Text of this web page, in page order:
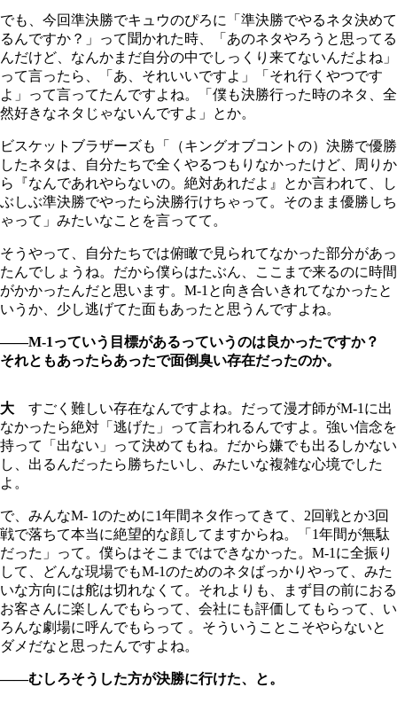
でも、今回準決勝でキュウのぴろに「準決勝でやるネタ決めて
るんですか？」って聞かれた時、「あのネタやろうと思ってる
んだけど、なんかまだ自分の中でしっくり来てないんだよね」
って言ったら、「あ、それいいですよ」「それ行くやつです
よ」って言ってたんですよね。「僕も決勝行った時のネタ、全
然好きなネタじゃないんですよ」とか。
ビスケットブラザーズも「（キングオブコントの）決勝で優勝
したネタは、自分たちで全くやるつもりなかったけど、周りか
ら『なんであれやらないの。絶対あれだよ』とか言われて、し
ぶしぶ準決勝でやったら決勝行けちゃって。そのまま優勝しち
ゃって」みたいなことを言ってて。
そうやって、自分たちでは俯瞰で見られてなかった部分があっ
たんでしょうね。だから僕らはたぶん、ここまで来るのに時間
がかかったんだと思います。M-1と向き合いきれてなかったと
いうか、少し逃げてた面もあったと思うんですよね。
――M-1っていう目標があるっていうのは良かったですか？
それともあったらあったで面倒臭い存在だったのか。
大 すごく難しい存在なんですよね。だって漫才師がM-1に出
なかったら絶対「逃げた」って言われるんですよ。強い信念を
持って「出ない」って決めてもね。だから嫌でも出るしかない
し、出るんだったら勝ちたいし、みたいな複雑な心境でした
よ。
で、みんなM- 1のために1年間ネタ作ってきて、2回戦とか3回
戦で落ちて本当に絶望的な顔してますからね。「1年間が無駄
だった」って。僕らはそこまではできなかった。M-1に全振り
して、どんな現場でもM-1のためのネタばっかりやって、みた
いな方向には舵は切れなくて。それよりも、まず目の前におる
お客さんに楽しんでもらって、会社にも評価してもらって、い
ろんな劇場に呼んでもらって 。そういうことこそやらないと
ダメだなと思ったんですよね。
――むしろそうした方が決勝に行けた、と。